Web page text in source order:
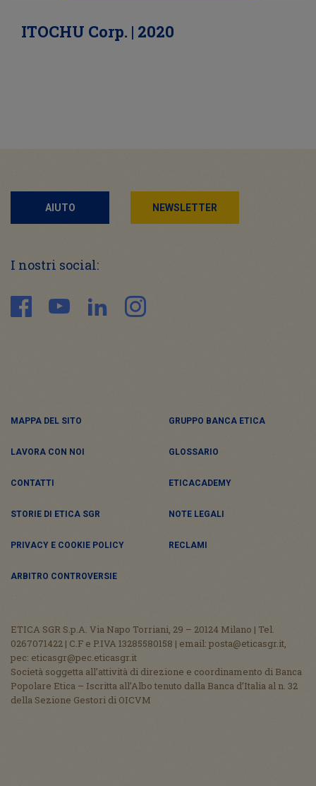
ITOCHU Corp. | 2020
AIUTO NEWSLETTER
I nostri social:
MAPPA DEL SITO GRUPPO BANCA ETICA
LAVORA CON NOI GLOSSARIO
CONTATTI ETICACADEMY
STORIE DI ETICA SGR NOTE LEGALI
PRIVACY E COOKIE POLICY RECLAMI
ARBITRO CONTROVERSIE
ETICA SGR S.p.A. Via Napo Torriani, 29 – 20124 Milano | Tel.
0267071422 | C.F e P.IVA 13285580158 | email: posta@eticasgr.it,
pec: eticasgr@pec.eticasgr.it
Società soggetta all’attività di direzione e coordinamento di Banca
Popolare Etica – Iscritta all’Albo tenuto dalla Banca d’Italia al n. 32
della Sezione Gestori di OICVM